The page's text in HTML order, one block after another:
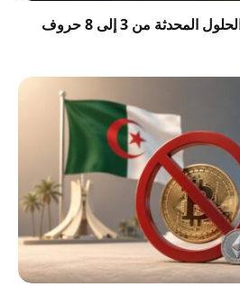
كلمة اليوم بينانس: جميع الحلول المحدثة من 3 إلى 8 حروف